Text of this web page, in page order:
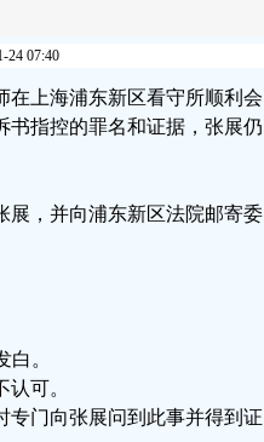
24 07:40
在上海浦东新区看守所顺利会
书指控的罪名和证据，张展仍
展，并向浦东新区法院邮寄委
。
可。
专门向张展问到此事并得到证